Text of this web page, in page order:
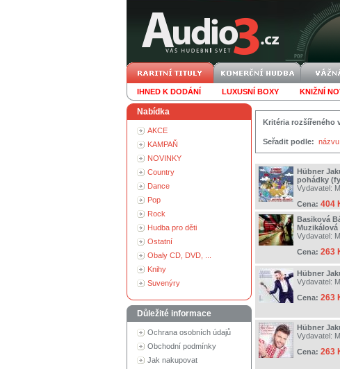
IHNED K DODÁNÍ LUXUSNÍ BOXY KNIŽNÍ
Nabídka
AKCE
KAMPAŇ
NOVINKY
Country
Dance
Pop
Rock
Hudba pro děti
Ostatní
Obaly CD, DVD, ...
Knihy
Suvenýry
Důležité informace
Ochrana osobních údajů
Obchodní podmínky
Jak nakupovat
Kritéria rozšířeného
Seřadit podle: názvu
Hübner
pohádky
Vydavatel:
Cena: 404
Basiková
Muzikálová
Vydavatel:
Cena: 263
Hübner
Vydavatel:
Cena: 263
Hübner
Vydavatel:
Cena: 263